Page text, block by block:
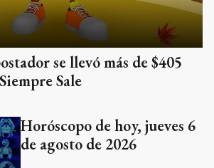
se llevó más de $405
Sale
Horóscopo de hoy, jueves 6
de agosto de 2026